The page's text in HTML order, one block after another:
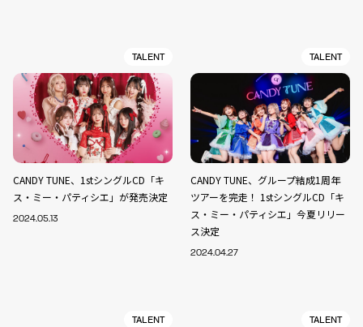
TALENT
CANDY TUNE、1stシングルCD「キ
ス・ミー・パティシエ」が発売決定
2024.05.13
TALENT
CANDY TUNE、グループ結成1周年
ツアーを完走！ 1stシングルCD「キ
ス・ミー・パティシエ」今夏リリー
ス決定
2024.04.27
TALENT TALENT